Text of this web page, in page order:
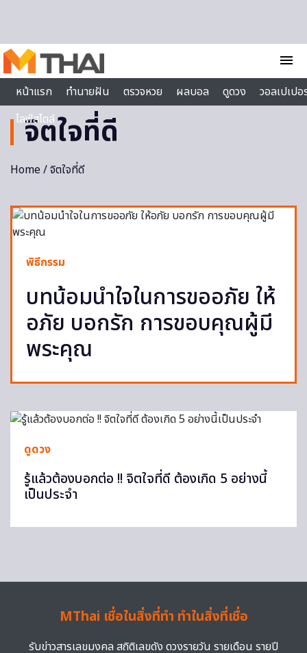
menu
หน้าแรก
ทำนายฝัน ตรวจหวย ผลบอล ดูดวง
วอลเปเป
ไลฟ์สไตล์
จิตใจที่ดี
Home/ จิตใจที่ดี
พิธีกรรม
บทน้อมนำใจในการขออภัย ให้
อภัย บอกรัก การขอบคุณผู้มี
พระคุณ
ดูดวง
รู้แล้วต้องบอกต่อ !! จิตใจที่ดี ต้องเกิด 5 อย่างนี้
เป็นประจำ
MThai เชื่อในสิ่งที่ทำ ทำในสิ่งที่เชื่อ
รับข่าวสารเลขมงคล สถิติเลขดัง ดวงรายวัน รายเดือน รายปี